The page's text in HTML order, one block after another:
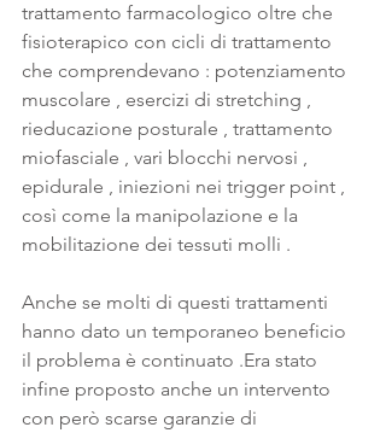
trattamento farmacologico oltre che
fisioterapico con cicli di trattamento
che comprendevano : potenziamento
muscolare , esercizi di stretching ,
rieducazione posturale , trattamento
miofasciale , vari blocchi nervosi ,
epidurale , iniezioni nei trigger point ,
così come la manipolazione e la
mobilitazione dei tessuti molli .
Anche se molti di questi trattamenti
hanno dato un temporaneo beneficio
il problema è continuato .Era stato
infine proposto anche un intervento
con però scarse garanzie di